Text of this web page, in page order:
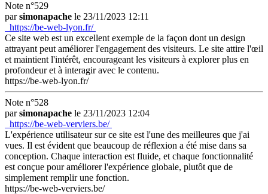
Note n°529
parsimonapache le 23/11/2023 12:11
https://be-web-lyon.fr/
Ce site web est un excellent exemple de la façon dont un design
attrayant peut améliorer l'engagement des visiteurs. Le site attire l'œil
et maintient l'intérêt, encourageant les visiteurs à explorer plus en
profondeur et à interagir avec le contenu.
https://be-web-lyon.fr/
Note n°528
parsimonapache le 23/11/2023 12:04
https://be-web-verviers.be/
L'expérience utilisateur sur ce site est l'une des meilleures que j'ai
vues. Il est évident que beaucoup de réflexion a été mise dans sa
conception. Chaque interaction est fluide, et chaque fonctionnalité
est conçue pour améliorer l'expérience globale, plutôt que de
simplement remplir une fonction.
https://be-web-verviers.be/